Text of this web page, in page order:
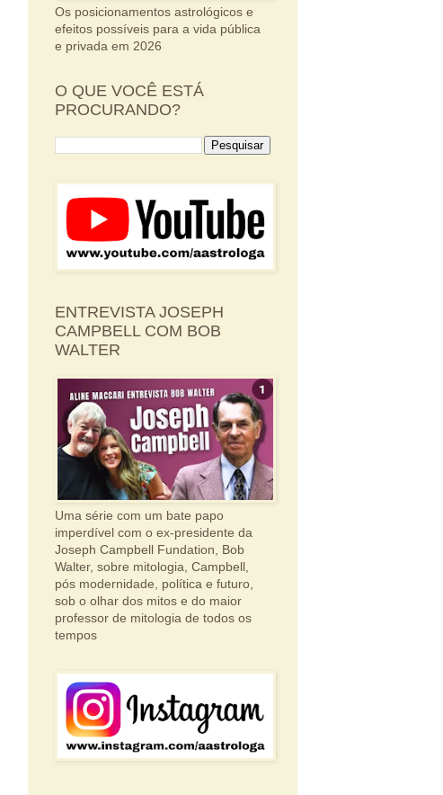
Os posicionamentos astrológicos e
efeitos possíveis para a vida pública
e privada em 2026
O QUE VOCÊ ESTÁ
PROCURANDO?
ENTREVISTA JOSEPH
CAMPBELL COM BOB
WALTER
Uma série com um bate papo
imperdível com o ex-presidente da
Joseph Campbell Fundation, Bob
Walter, sobre mitologia, Campbell,
pós modernidade, política e futuro,
sob o olhar dos mitos e do maior
professor de mitologia de todos os
tempos